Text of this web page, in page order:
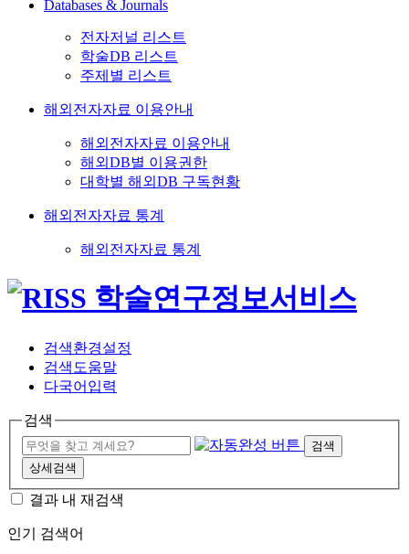
Databases & Journals
전자저널 리스트
학술DB 리스트
주제별 리스트
해외전자자료 이용안내
해외전자자료 이용안내
해외DB별 이용권한
대학별 해외DB 구독현황
해외전자자료 통계
해외전자자료 통계
검색환경설정
검색도움말
다국어입력
검색
검색
상세검색
결과 내 재검색
인기 검색어